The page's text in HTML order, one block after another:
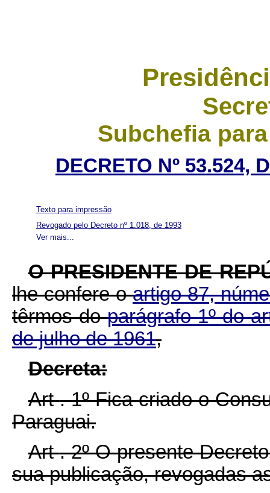
Subchefia
DECRETO Nº 53.524,
Ver mais...
Texto para impressão
Revogado pelo Decreto nº 1.018, de 1993
O PRESIDENTE DE
lhe confere oartigo 87,
têrmos doparágrafo 1º do
de julho de 1961,
Decreta:
Art. 1º Fica criado o
Paraguai.
Art. 2º O presente
sua publicação, revogadas